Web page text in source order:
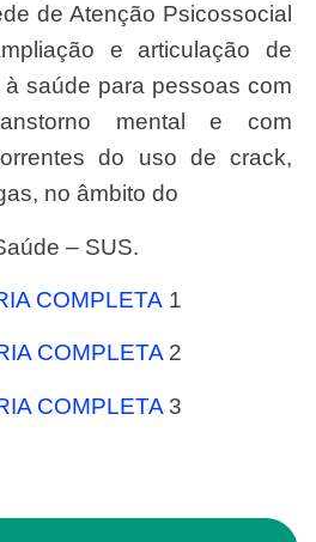
de Atenção Psicossocial
e articulação de
saúde para pessoas com
mental e com
do uso de crack,
no âmbito do
– SUS.
COMPLETA 1
COMPLETA 2
COMPLETA 3